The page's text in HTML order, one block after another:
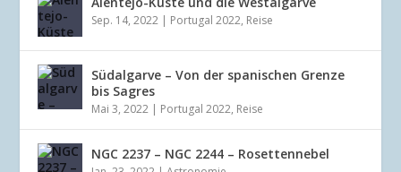
Sep. 14, 2022 | Portugal 2022, Reise
Südalgarve – Von der spanischen Grenze
bis Sagres
Mai 3, 2022 | Portugal 2022, Reise
NGC 2237 – NGC 2244 – Rosettennebel